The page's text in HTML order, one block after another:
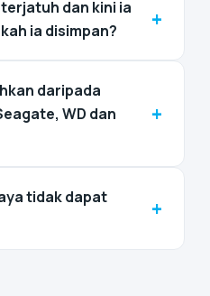
dan kini ia
ia disimpan?
+
daripada
WD dan
+
tidak dapat
+